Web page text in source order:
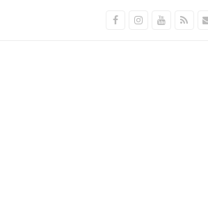
FacebookInstagramYoutube
RSS